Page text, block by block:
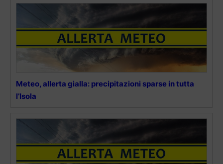
Meteo, allerta gialla: precipitazioni sparse in tutta
l’Isola